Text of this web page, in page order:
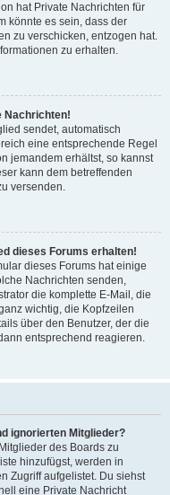
hat Private Nachrichten für
könnte es sein, dass der
zu verschicken, entzogen hat.
zu erhalten.
Nachrichten!
sendet, automatisch
eine entsprechende Regel
jemandem erhältst, so kannst
kann dem betreffenden
versenden.
dieses Forums erhalten!
dieses Forums hat einige
Nachrichten senden,
die komplette E-Mail, die
wichtig, die Kopfzeilen
über den Benutzer, der die
entsprechend reagieren.
ignorierten Mitglieder?
des Boards zu
hinzufügst, werden in
Zugriff aufgelistet. Du siehst
eine Private Nachricht